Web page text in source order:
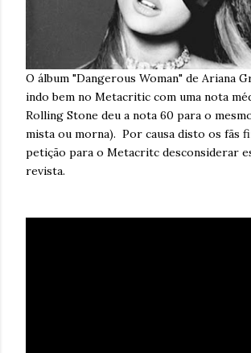
O álbum "Dangerous Woman" de Ariana
indo bem no Metacritic com uma nota
Rolling Stone deu a nota 60 para o
mista ou morna). Por causa disto os fãs
petição para o Metacritc desconsiderar
revista.